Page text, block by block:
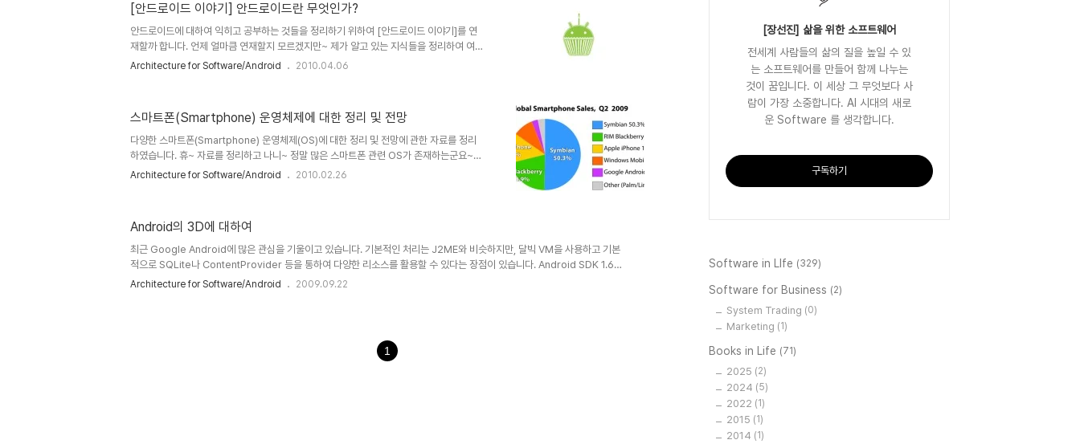
듯이 프로그래밍하는 방식입니다. 스크레치(scratch) 프로그래밍은 정말 직관적이고 재미
있습니다. 아직 접해보지 못하신 분들에게 강추합니..
[안드로이드 이야기] 안드로이드란 무엇인가?
안드로이드에 대하여 익히고 공부하는 것들을 정리하기 위하여 [안드로이드 이야기]를 연
재할까 합니다. 언제 얼마큼 연재할지 모르겠지만~ 제가 알고 있는 지식들을 정리하여 여러
분들과 함께 나누기 위한 내용을 중점적으로 다루겠습니다. 첫번째로 안드로이드
는 정보를 제공하는 사이트이기 때문입니다. 아울러
http://developer.android.com/guide/basics/what-is-android.html 에..
Architecture for Software/Android 2010.04.06
스마트폰(Smartphone) 운영체제에 대한 정리 및 전망
다양한 스마트폰(Smartphone) 운영체제(OS)에 대한 정리 및 전망에 관한 자료를 정리
하였습니다. 휴~ 자료를 정리하고 나니~ 정말 많은 스마트폰 관련 OS가 존재하는군요~
관심있으신 분들께서는 참고하시기 바랍니다. 감사합니다. :-) 1. 스마트폰(Smartphone)
필자의 생각으로 스마트폰이란 다양한 응용 어플리케이션을 개인용 컴퓨터와 같이 설치하
여 사용할 수 있도록 구성된 모든 모바일 장치와 에코시스템(Eco System)을..
Architecture for Software/Android 2010.02.26
Android의 3D에 대하여
최근 Google Android에 많은 관심을 기울이고 있습니다. 기본적인 처리는 J2ME와 비슷하지만, 달빅 VM을 사용하고 기본
적으로 SQLite나 ContentProvider 등을 통하여 다양한 리소스를 활용할 수 있다는 장점이 있습니다. Android SDK 1.6까
지 나와서 걸음을 재촉하고 있으니 조만간 모바일 플랫폼의 강자로 확실히 군림할 것 같습니다. 최근에는 3D에 대한 관심을 많
Architecture for Software/Android 2009.09.22
1
[장선진] 삶을 위한 소프트웨어
전세계 사람들의 삶의 질을 높일 수 있
는 소프트웨어를 만들어 함께 나누는
것이 꿈입니다. 이 세상 그 무엇보다 사
람이 가장 소중합니다. AI 시대의 새로
운 Software 를 생각합니다.
구독하기
Software in LIfe (329)
Software for Business (2)
System Trading (0)
Marketing (1)
Books in Life (71)
2025 (2)
2024 (5)
2022 (1)
2015 (1)
2014 (1)